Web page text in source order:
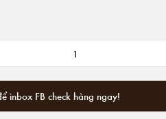
inbox FB check hàng ngay!